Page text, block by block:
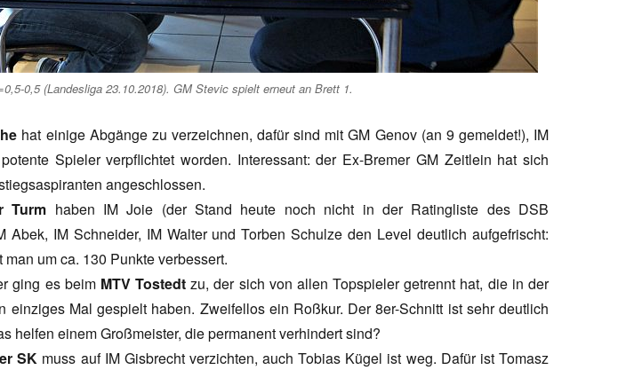
0,5 (Landesliga 23.10.2018). GM Stevic spielt erneut an Brett 1.
hat einige Abgänge zu verzeichnen, dafür sind mit GM Genov (an 9 gemeldet!), IM
Spieler verpflichtet worden. Interessant: der Ex-Bremer GM Zeitlein hat sich
angeschlossen.
Turm haben IM Joie (der Stand heute noch nicht in der Ratingliste des DSB
Abek, IM Schneider, IM Walter und Torben Schulze den Level deutlich aufgefrischt:
man um ca. 130 Punkte verbessert.
ging es beim MTV Tostedt zu, der sich von allen Topspieler getrennt hat, die in der
einziges Mal gespielt haben. Zweifellos ein Roßkur. Der 8er-Schnitt ist sehr deutlich
helfen einem Großmeister, die permanent verhindert sind?
SK muss auf IM Gisbrecht verzichten, auch Tobias Kügel ist weg. Dafür ist Tomasz